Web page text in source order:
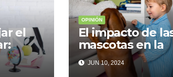
el
OPINIÓN
El impacto de
mascotas en la
salud
los niños
JUN 10, 2024